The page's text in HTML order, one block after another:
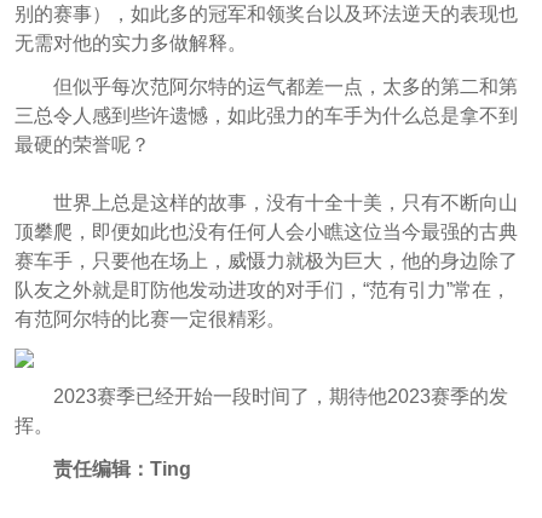
别的赛事），如此多的冠军和领奖台以及环法逆天的表现也
无需对他的实力多做解释。
但似乎每次范阿尔特的运气都差一点，太多的第二和第
三总令人感到些许遗憾，如此强力的车手为什么总是拿不到
最硬的荣誉呢？
世界上总是这样的故事，没有十全十美，只有不断向山
顶攀爬，即便如此也没有任何人会小瞧这位当今最强的古典
赛车手，只要他在场上，威慑力就极为巨大，他的身边除了
队友之外就是盯防他发动进攻的对手们，“范有引力”常在，
有范阿尔特的比赛一定很精彩。
2023赛季已经开始一段时间了，期待他2023赛季的发
挥。
责任编辑：Ting